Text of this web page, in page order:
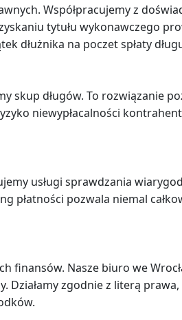
Współpracujemy z
tytułu wykonawczego
dłużnika na poczet spłaty
długów. To rozwiązanie
niewypłacalności
usługi sprawdzania
płatności pozwala niemal
finansów. Nasze biuro we
zgodnie z literą